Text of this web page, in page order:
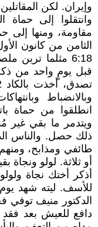
وإيران. لكن
وانتقلوا إلى
مقاومة، ومنها
6:18 مثلما
قبل يومٍ واحد من
وبالانضباط
انطلقوا من حماة
ويتدمر ما بقي غير
ذلك حصل. والناس
طائفي ومذابح، ومنهم
أو ثلاثة. لولو ونجاة
أذكر أختك نجاة
للأسف. ليته شهد
الدكتور منيف توفي
دافع للعيش بعد فقد